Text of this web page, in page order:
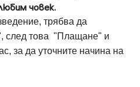
човек.
трябва да
след това "Плащане" и
за да уточните начина на